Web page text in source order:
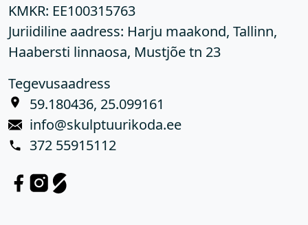
KMKR: EE100315763
Juriidiline aadress: Harju maakond, Tallinn,
Haabersti linnaosa, Mustjõe tn 23
Tegevusaadress
59.180436, 25.099161
info@skulptuurikoda.ee
372 55915112